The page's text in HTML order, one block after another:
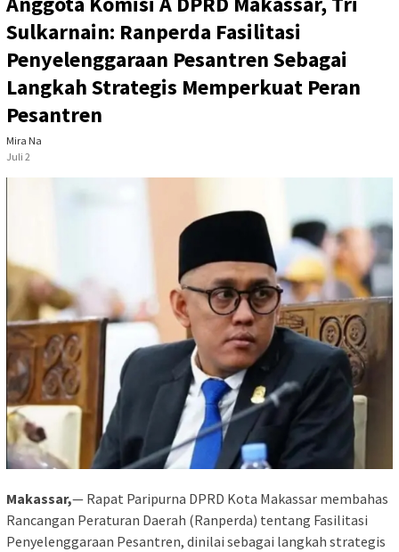
Sulkarnain: Ranperda Fasilitasi
Penyelenggaraan Pesantren Sebagai
Langkah Strategis Memperkuat Peran
Pesantren
Mira Na
Juli 2
Makassar,— Rapat Paripurna DPRD Kota Makassar membahas
Rancangan Peraturan Daerah (Ranperda) tentang Fasilitasi
Penyelenggaraan Pesantren, dinilai sebagai langkah strategis